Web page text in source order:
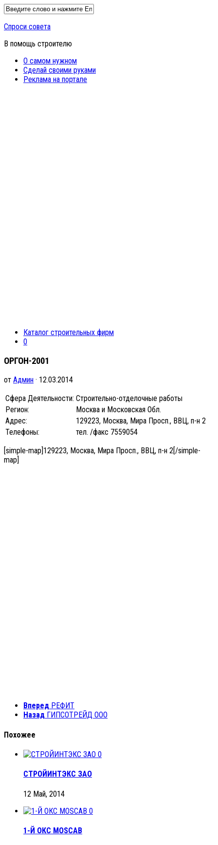
Спроси совета
В помощь строителю
О самом нужном
Сделай своими руками
Реклама на портале
Каталог строительных фирм
0
ОРГОН-2001
от Админ · 12.03.2014
Сфера Деятельности: Строительно-отделочные работы
Регион:
Москва и Московская Обл.
Адрес:
129223, Москва, Мира Просп., ВВЦ, п-н 2
Телефоны:
тел. /факс 7559054
[simple-map]129223, Москва, Мира Просп., ВВЦ, п-н 2[/simple-
map]
Вперед РЕФИТ
Назад ГИПСОТРЕЙД ООО
Похожее
0
СТРОЙИНТЭКС ЗАО
12 Май, 2014
0
1-Й ОКС MOSCAB